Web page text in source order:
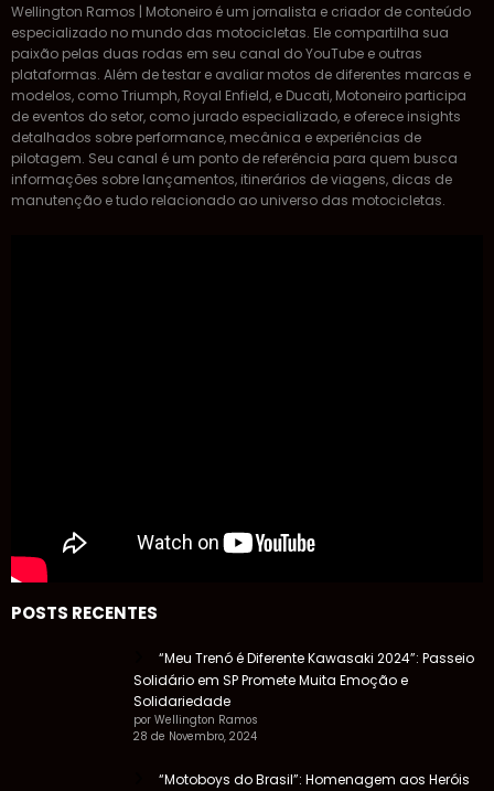
Wellington Ramos | Motoneiro é um jornalista e criador de conteúdo
especializado no mundo das motocicletas. Ele compartilha sua
paixão pelas duas rodas em seu canal do YouTube e outras
plataformas. Além de testar e avaliar motos de diferentes marcas e
modelos, como Triumph, Royal Enfield, e Ducati, Motoneiro participa
de eventos do setor, como jurado especializado, e oferece insights
detalhados sobre performance, mecânica e experiências de
pilotagem. Seu canal é um ponto de referência para quem busca
informações sobre lançamentos, itinerários de viagens, dicas de
manutenção e tudo relacionado ao universo das motocicletas.
POSTS RECENTES
“Meu Trenó é Diferente Kawasaki 2024”: Passeio
Solidário em SP Promete Muita Emoção e
Solidariedade
por Wellington Ramos
28 de Novembro, 2024
“Motoboys do Brasil”: Homenagem aos Heróis